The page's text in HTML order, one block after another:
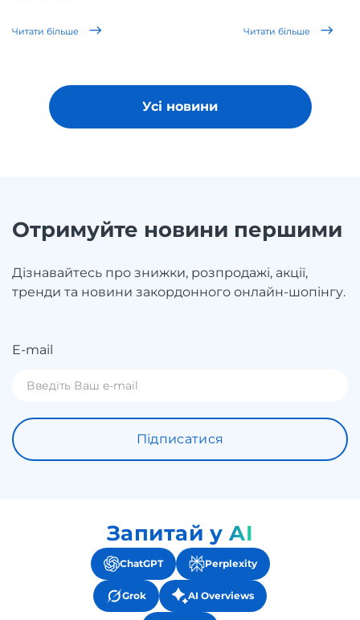
Читати більше Читати більше
Усі новини
Отримуйте новини першими
Дізнавайтесь про знижки, розпродажі, акції,
тренди та новини закордонного онлайн-шопінгу.
E-mail
Підписатися
Запитай у AI
ChatGPT Perplexity
Grok AI Overviews